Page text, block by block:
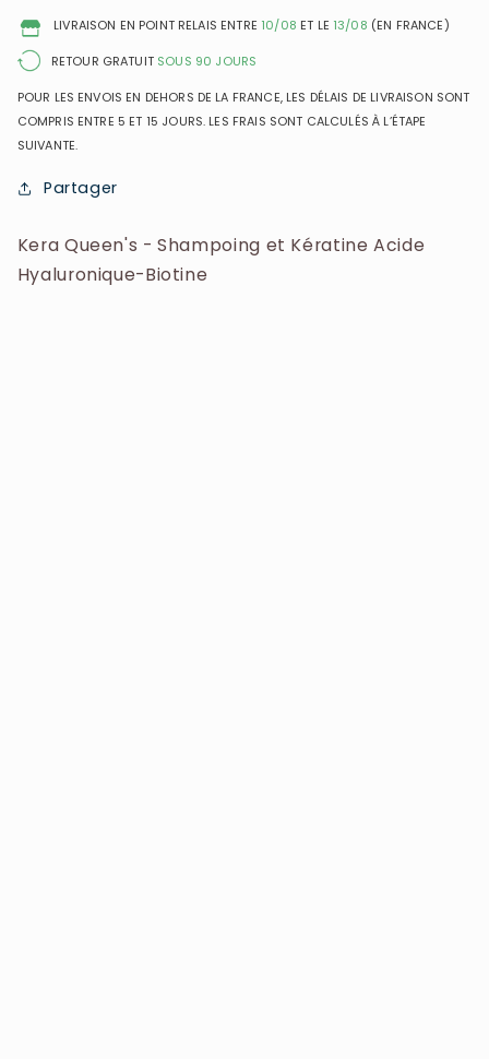
LIVRAISON EN POINT RELAIS ENTRE 10/08 ET LE 13/08 (EN FRANCE)
RETOUR GRATUIT SOUS 90 JOURS
POUR LES ENVOIS EN DEHORS DE LA FRANCE, LES DÉLAIS DE LIVRAISON SONT
COMPRIS ENTRE 5 ET 15 JOURS. LES FRAIS SONT CALCULÉS À L’ÉTAPE
SUIVANTE.
Partager
Kera Queen's - Shampoing et Kératine Acide
Hyaluronique-Biotine